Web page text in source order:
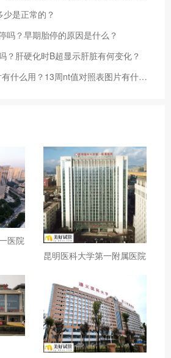
是正常的？
吗？早期胎停的原因是什么？
？肝硬化时B超显示肝脏有何变化？
13周nt值对照表图片有什么用？13周nt值对照表图片有什么优点？
医院
昆明医科大学第一附属医院